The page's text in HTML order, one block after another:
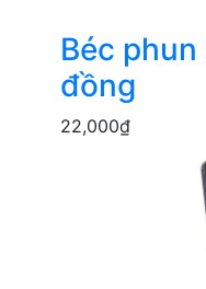
Béc
đồng
22,000₫